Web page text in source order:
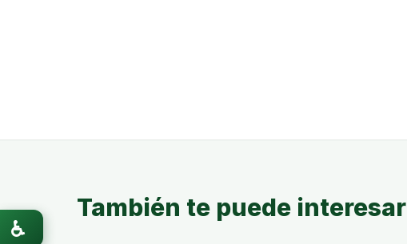
También te puede interesar
♿